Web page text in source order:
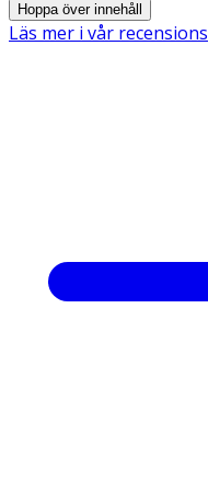
Ingredienser:
GLYCERIN.
POLYGLYCERYL-2
OXIDE. MAGNESIUM
DIISOSTEARATE.
EXTRACT (AVENA
COPPER SULFATE.
(SUNFLOWER) SEED
OIL). SIMMONDSIA
MONDSIA CHINENSIS
**AVOINE RHEALBA®
BIOLOGIQUE /
Hoppa över innehåll
Läs mer i vår